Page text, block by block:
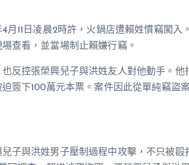
11日凌晨2時許，火鍋店遭賴姓慣竊闖入
查看，並當場制止賴嫌行竊。
反控張榮興兒子與洪姓友人對他動手。他
簽下100萬元本票。案件因此從單純竊盜
子與洪姓男子壓制過程中攻擊，不只被毆